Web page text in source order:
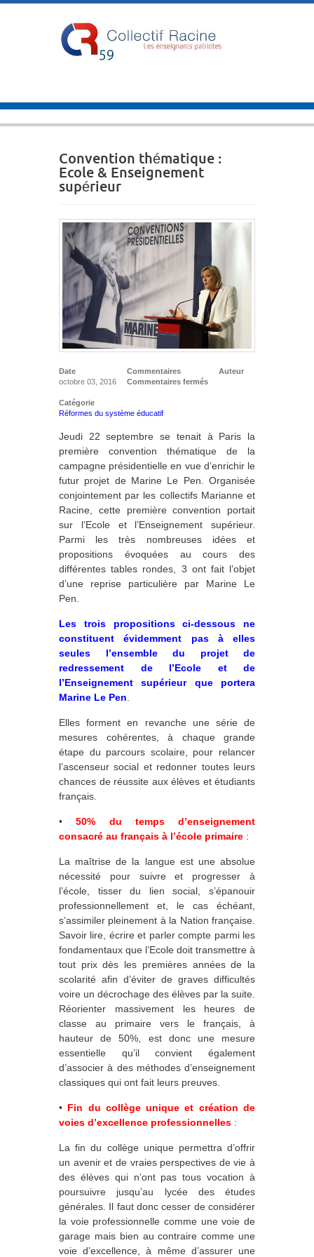
Convention thématique :
Ecole & Enseignement
supérieur
Date
octobre 03, 2016
Commentaires
Commentaires fermés
Auteur
Catégorie
Réformes du système éducatif
Jeudi 22 septembre se tenait à Paris la
première convention thématique de la
campagne présidentielle en vue d’enrichir le
futur projet de Marine Le Pen. Organisée
conjointement par les collectifs Marianne et
Racine, cette première convention portait
sur l’Ecole et l’Enseignement supérieur.
Parmi les très nombreuses idées et
propositions évoquées au cours des
différentes tables rondes, 3 ont fait l’objet
d’une reprise particulière par Marine Le
Pen.
Les trois propositions ci-dessous ne
constituent évidemment pas à elles
seules l’ensemble du projet de
redressement de l’Ecole et de
l’Enseignement supérieur que portera
Marine Le Pen
Elles forment en revanche une série de
mesures cohérentes, à chaque grande
étape du parcours scolaire, pour relancer
l’ascenseur social et redonner toutes leurs
chances de réussite aux élèves et étudiants
français.
•50% du temps d’enseignement
consacré au français à l’école primaire :
La maîtrise de la langue est une absolue
nécessité pour suivre et progresser à
l’école, tisser du lien social, s’épanouir
professionnellement et, le cas échéant,
s’assimiler pleinement à la Nation française.
Savoir lire, écrire et parler compte parmi les
fondamentaux que l’Ecole doit transmettre à
tout prix dès les premières années de la
scolarité afin d’éviter de graves difficultés
voire un décrochage des élèves par la suite.
Réorienter massivement les heures de
classe au primaire vers le français, à
hauteur de 50%, est donc une mesure
essentielle qu’il convient également
d’associer à des méthodes d’enseignement
classiques qui ont fait leurs preuves.
• Fin du collège unique et création de
voies d’excellence professionnelles :
La fin du collège unique permettra d’offrir
un avenir et de vraies perspectives de vie à
des élèves qui n’ont pas tous vocation à
poursuivre jusqu’au lycée des études
générales. Il faut donc cesser de considérer
la voie professionnelle comme une voie de
garage mais bien au contraire comme une
voie d’excellence, à même d’assurer une